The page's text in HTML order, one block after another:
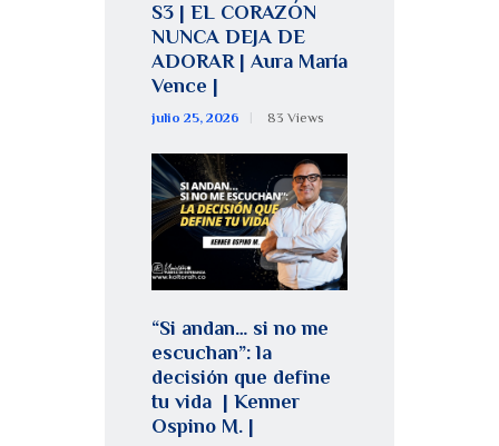
S3 | EL CORAZÓN
NUNCA DEJA DE
ADORAR | Aura María
Vence |
julio 25, 2026 83 Views
“Si andan… si no me
escuchan”: la
decisión que define
tu vida | Kenner
Ospino M. |